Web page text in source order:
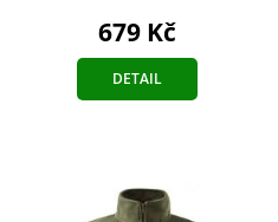
679 Kč
DETAIL